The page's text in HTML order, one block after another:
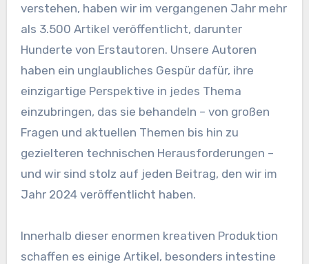
verstehen, haben wir im vergangenen Jahr mehr
als 3.500 Artikel veröffentlicht, darunter
Hunderte von Erstautoren. Unsere Autoren
haben ein unglaubliches Gespür dafür, ihre
einzigartige Perspektive in jedes Thema
einzubringen, das sie behandeln – von großen
Fragen und aktuellen Themen bis hin zu
gezielteren technischen Herausforderungen –
und wir sind stolz auf jeden Beitrag, den wir im
Jahr 2024 veröffentlicht haben.
Innerhalb dieser enormen kreativen Produktion
schaffen es einige Artikel, besonders intestine